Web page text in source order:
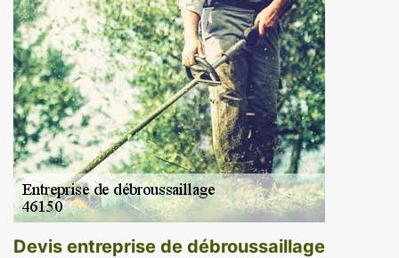
Devis entreprise de débroussaillage